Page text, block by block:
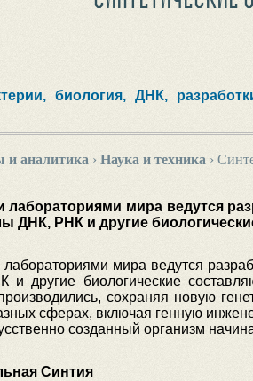
биология, ДНК,
и аналитика › Наука и техника ›
лабораториями мира ведутся
ДНК, РНК и другие
мира ведутся
и другие биологические
сохраняя новую
сферах, включая генную
созданный организм
Синтия